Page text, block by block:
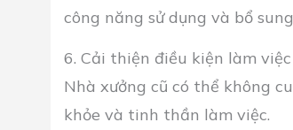
công năng sử dụng và bổ
6. Cải thiện điều kiện làm
Nhà xưởng cũ có thể không
khỏe và tinh thần làm việc.